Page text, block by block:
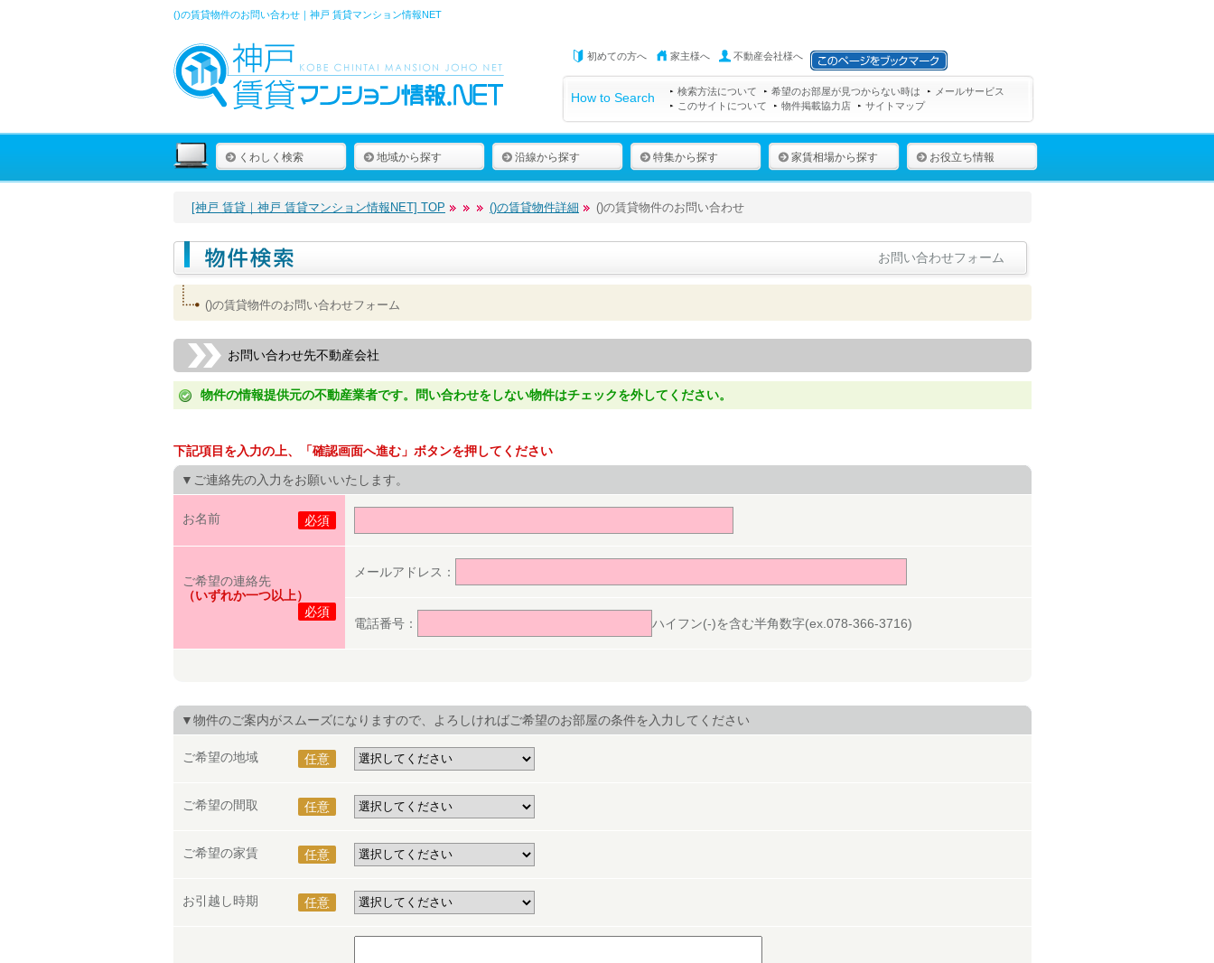
()の賃貸物件のお問い合わせ｜神戸 賃貸マンション情報NET
初めての方へ 家主様へ 不動産会社様へ
How to Search 検索方法について 希望のお部屋が見つからない時は
メールサービス
このサイトについて
物件掲載協力店 サイトマップ
くわしく検索 地域から探す 沿線から探す 特集から探す 家賃相場から探す お役立ち情報
[神戸 賃貸｜神戸 賃貸マンション情報NET] TOP ()の賃貸物件詳細 ()の賃貸物件のお問い合わせ
お問い合わせフォーム
()の賃貸物件のお問い合わせフォーム
お問い合わせ先不動産会社
物件の情報提供元の不動産業者です。問い合わせをしない物件はチェックを外してください。
下記項目を入力の上、「確認画面へ進む」ボタンを押してください
▼ご連絡先の入力をお願いいたします。
お名前 必須
ご希望の連絡先
（いずれか一つ以上）
必須
メールアドレス：
電話番号： ハイフン(-)を含む半角数字(ex.078-366-3716)
▼物件のご案内がスムーズになりますので、よろしければご希望のお部屋の条件を入力してください
ご希望の地域 任意
ご希望の間取 任意
ご希望の家賃 任意
お引越し時期 任意